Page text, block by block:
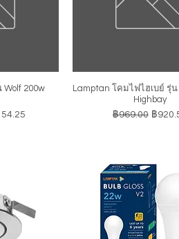
Wolf 200w
ขายลด
ดูข้อมูลด่วน
Lamptan โคมไฟไฮเบย์ รุ่น
Highbay
ราคาปกติ
฿969.00 ราคา
฿